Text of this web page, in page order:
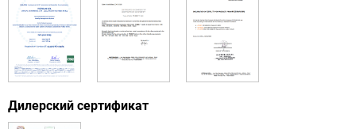
Дилерский сертификат